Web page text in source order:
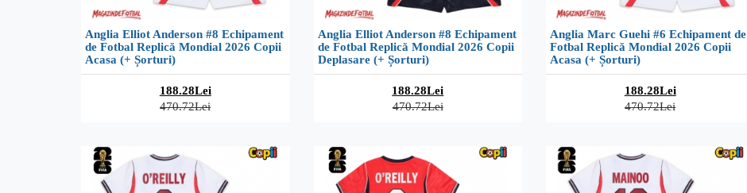
Anglia Elliot Anderson #8 Echipament
de Fotbal Replică Mondial 2026 Copii
Acasa (+ Șorturi)
188.28Lei
470.72Lei
Anglia Elliot Anderson #8 Echipament
de Fotbal Replică Mondial 2026 Copii
Deplasare (+ Șorturi)
188.28Lei
470.72Lei
Anglia Marc Guehi #6 Echipament de
Fotbal Replică Mondial 2026 Copii
Acasa (+ Șorturi)
188.28Lei
470.72Lei